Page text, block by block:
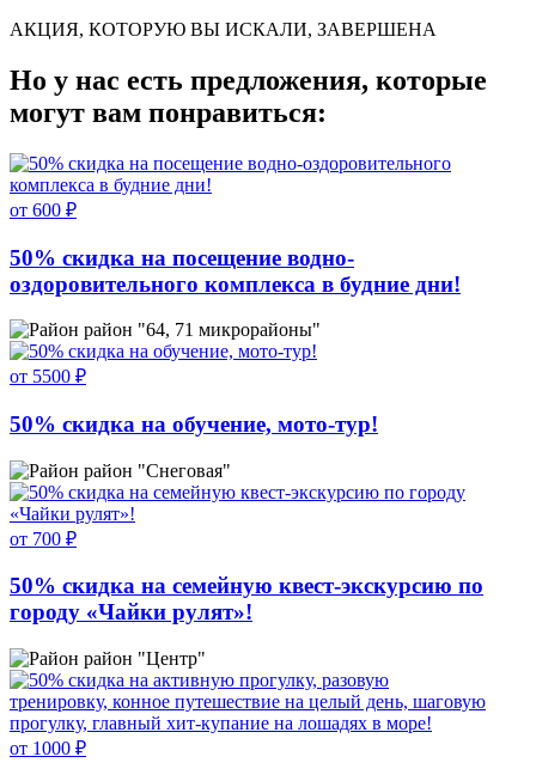
АКЦИЯ, КОТОРУЮ ВЫ ИСКАЛИ, ЗАВЕРШЕНА
Но у нас есть предложения, которые
могут вам понравиться:
от 600 ₽
50% скидка на посещение водно-
оздоровительного комплекса в будние дни!
район "64, 71 микрорайоны"
от 5500 ₽
50% скидка на обучение, мото-тур!
район "Снеговая"
от 700 ₽
50% скидка на семейную квест-экскурсию по
городу «Чайки рулят»!
район "Центр"
от 1000 ₽